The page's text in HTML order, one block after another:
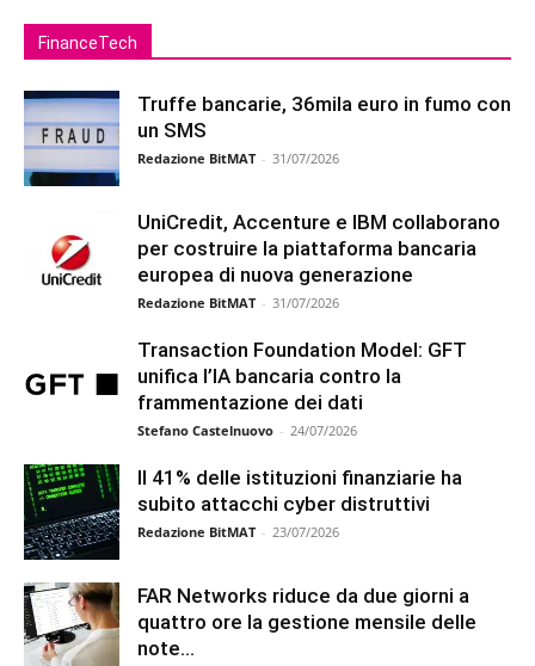
FinanceTech
Truffe bancarie, 36mila euro in fumo con
un SMS
Redazione BitMAT - 31/07/2026
UniCredit, Accenture e IBM collaborano
per costruire la piattaforma bancaria
europea di nuova generazione
Redazione BitMAT - 31/07/2026
Transaction Foundation Model: GFT
unifica l’IA bancaria contro la
frammentazione dei dati
Stefano Castelnuovo - 24/07/2026
Il 41% delle istituzioni finanziarie ha
subito attacchi cyber distruttivi
Redazione BitMAT - 23/07/2026
FAR Networks riduce da due giorni a
quattro ore la gestione mensile delle
note...